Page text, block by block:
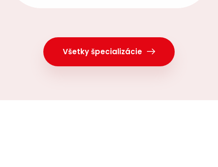
Všetky špecializácie